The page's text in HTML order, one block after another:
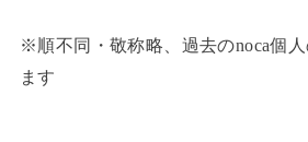
※順不同・敬称略、過去のnoca個
ます